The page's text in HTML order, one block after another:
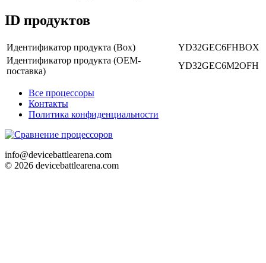
ID продуктов
Идентификатор продукта (Box)
YD32GEC6FHBOX
Идентификатор продукта (OEM-
поставка)
YD32GEC6M2OFH
Все процессоры
Контакты
Политика конфиденциальности
info@devicebattlearena.com
© 2026 devicebattlearena.com